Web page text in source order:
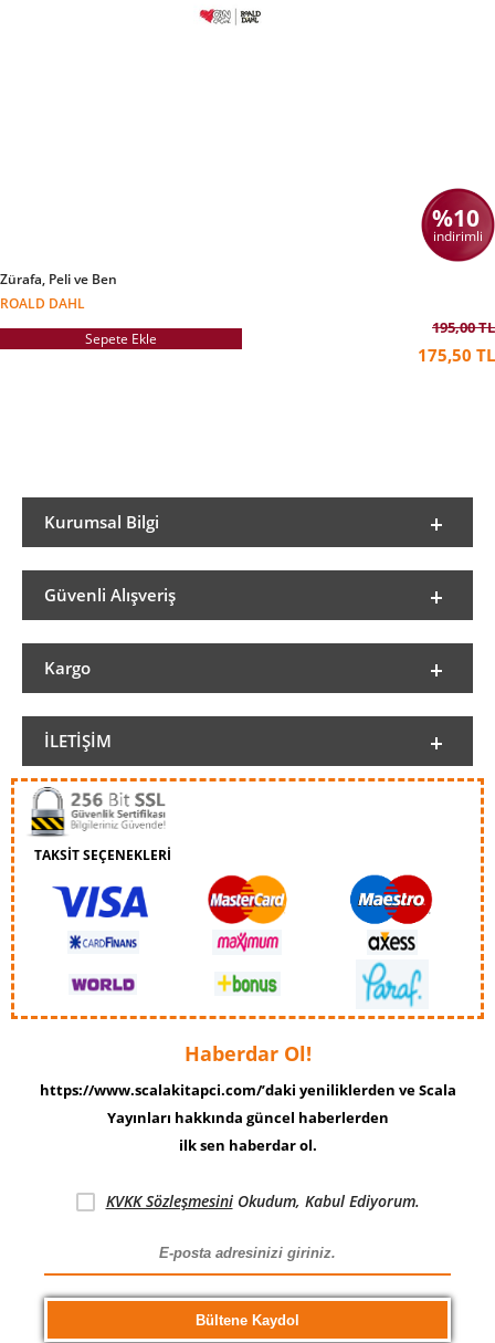
%10
indirimli
Zürafa, Peli ve Ben
ROALD DAHL
Sepete Ekle
195,00 TL
175,50 TL
Kurumsal Bilgi
Güvenli Alışveriş
Kargo
İLETIŞIM
TAKSİT SEÇENEKLERİ
Haberdar Ol!
https://www.scalakitapci.com/’daki yeniliklerden ve Scala
Yayınları hakkında güncel haberlerden
ilk sen haberdar ol.
KVKK SözleşmesiniOkudum, Kabul Ediyorum.